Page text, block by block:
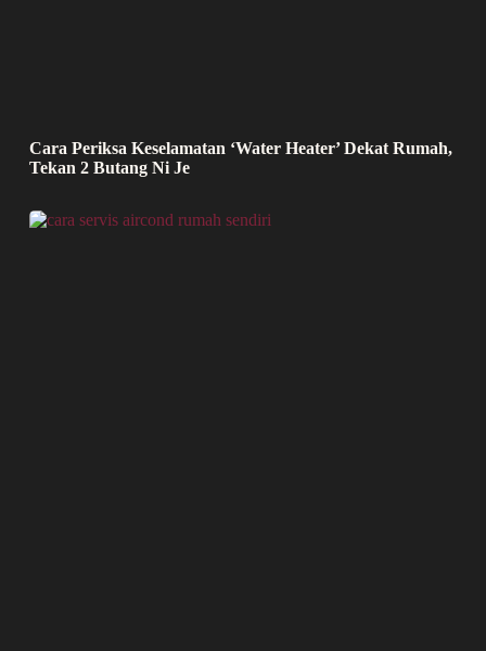
Cara Periksa Keselamatan ‘Water Heater’ Dekat Rumah,
Tekan 2 Butang Ni Je